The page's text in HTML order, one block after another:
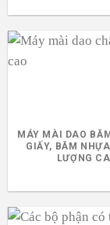
MÁY MÀI DAO
GIẤY, BĂM
LƯỢNG